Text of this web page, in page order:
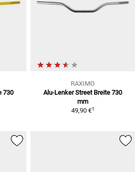
730
RAXIMO
Alu-Lenker Street Breite 730
mm
49,90 €1